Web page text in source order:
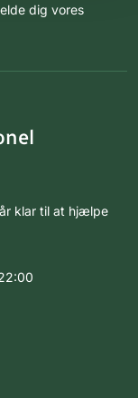
dig vores
klar til at hjælpe